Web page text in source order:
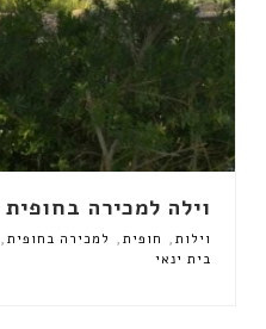
וילה למכירה בחופית
וילות , חופית , למכירה בחופית ,
בית ינאי